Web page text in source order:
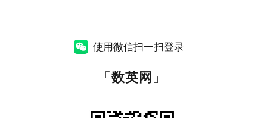
使用微信扫一扫登录
「数英网 」